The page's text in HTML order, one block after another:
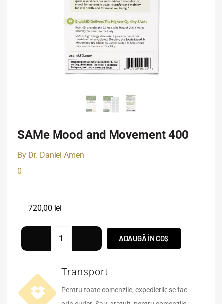
SAMe Mood and Movement 400
By Dr. Daniel Amen
0
720,00 lei
ADAUGĂ ÎN COȘ
Transport
Pentru toate comenzile, expedierile se fac